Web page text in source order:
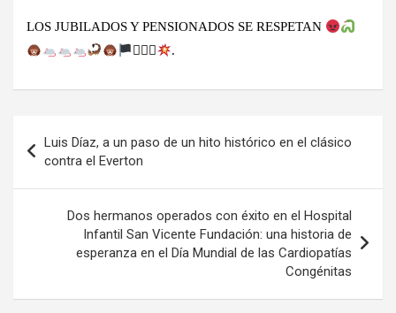
LOS JUBILADOS Y PENSIONADOS SE RESPETAN
‍☠⚰☠
.
de
entradas
Luis Díaz, a un paso de un hito histórico en el clásico
contra el Everton
Dos hermanos operados con éxito en el Hospital
Infantil San Vicente Fundación: una historia de
esperanza en el Día Mundial de las Cardiopatías
Congénitas